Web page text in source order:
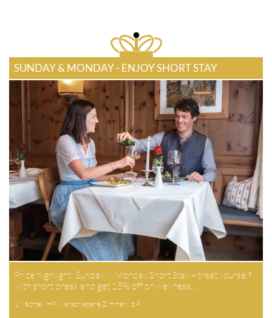
SUNDAY & MONDAY - ENJOY SHORT STAY
Price highlight: Sunday & Monday Short Stay – treat yourself
with short break and get 15% off on wellness…
1 Nächte / HP / verschiedene Zimmer / p.P.